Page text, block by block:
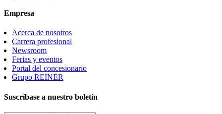
Empresa
Acerca de nosotros
Carrera profesional
Newsroom
Ferias y eventos
Portal del concesionario
Grupo REINER
Suscríbase a nuestro boletín